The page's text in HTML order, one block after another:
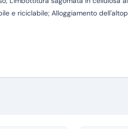
e riciclabile; Alloggiamento